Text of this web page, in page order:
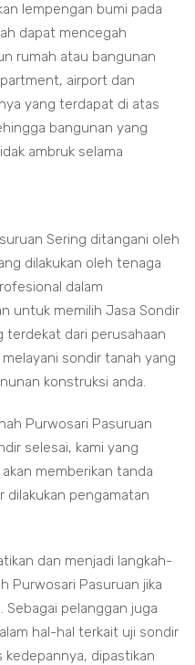
lempengan bumi pada
dapat mencegah
rumah atau bangunan
airport dan
yang terdapat di atas
bangunan yang
ambruk selama
Sering ditangani oleh
dilakukan oleh tenaga
dalam
untuk memilih Jasa Sondir
terdekat dari perusahaan
sondir tanah yang
konstruksi anda.
Purwosari Pasuruan
selesai, kami yang
memberikan tanda
dilakukan pengamatan
dan menjadi langkah-
Purwosari Pasuruan jika
Sebagai pelanggan juga
hal-hal terkait uji sondir
kedepannya, dipastikan